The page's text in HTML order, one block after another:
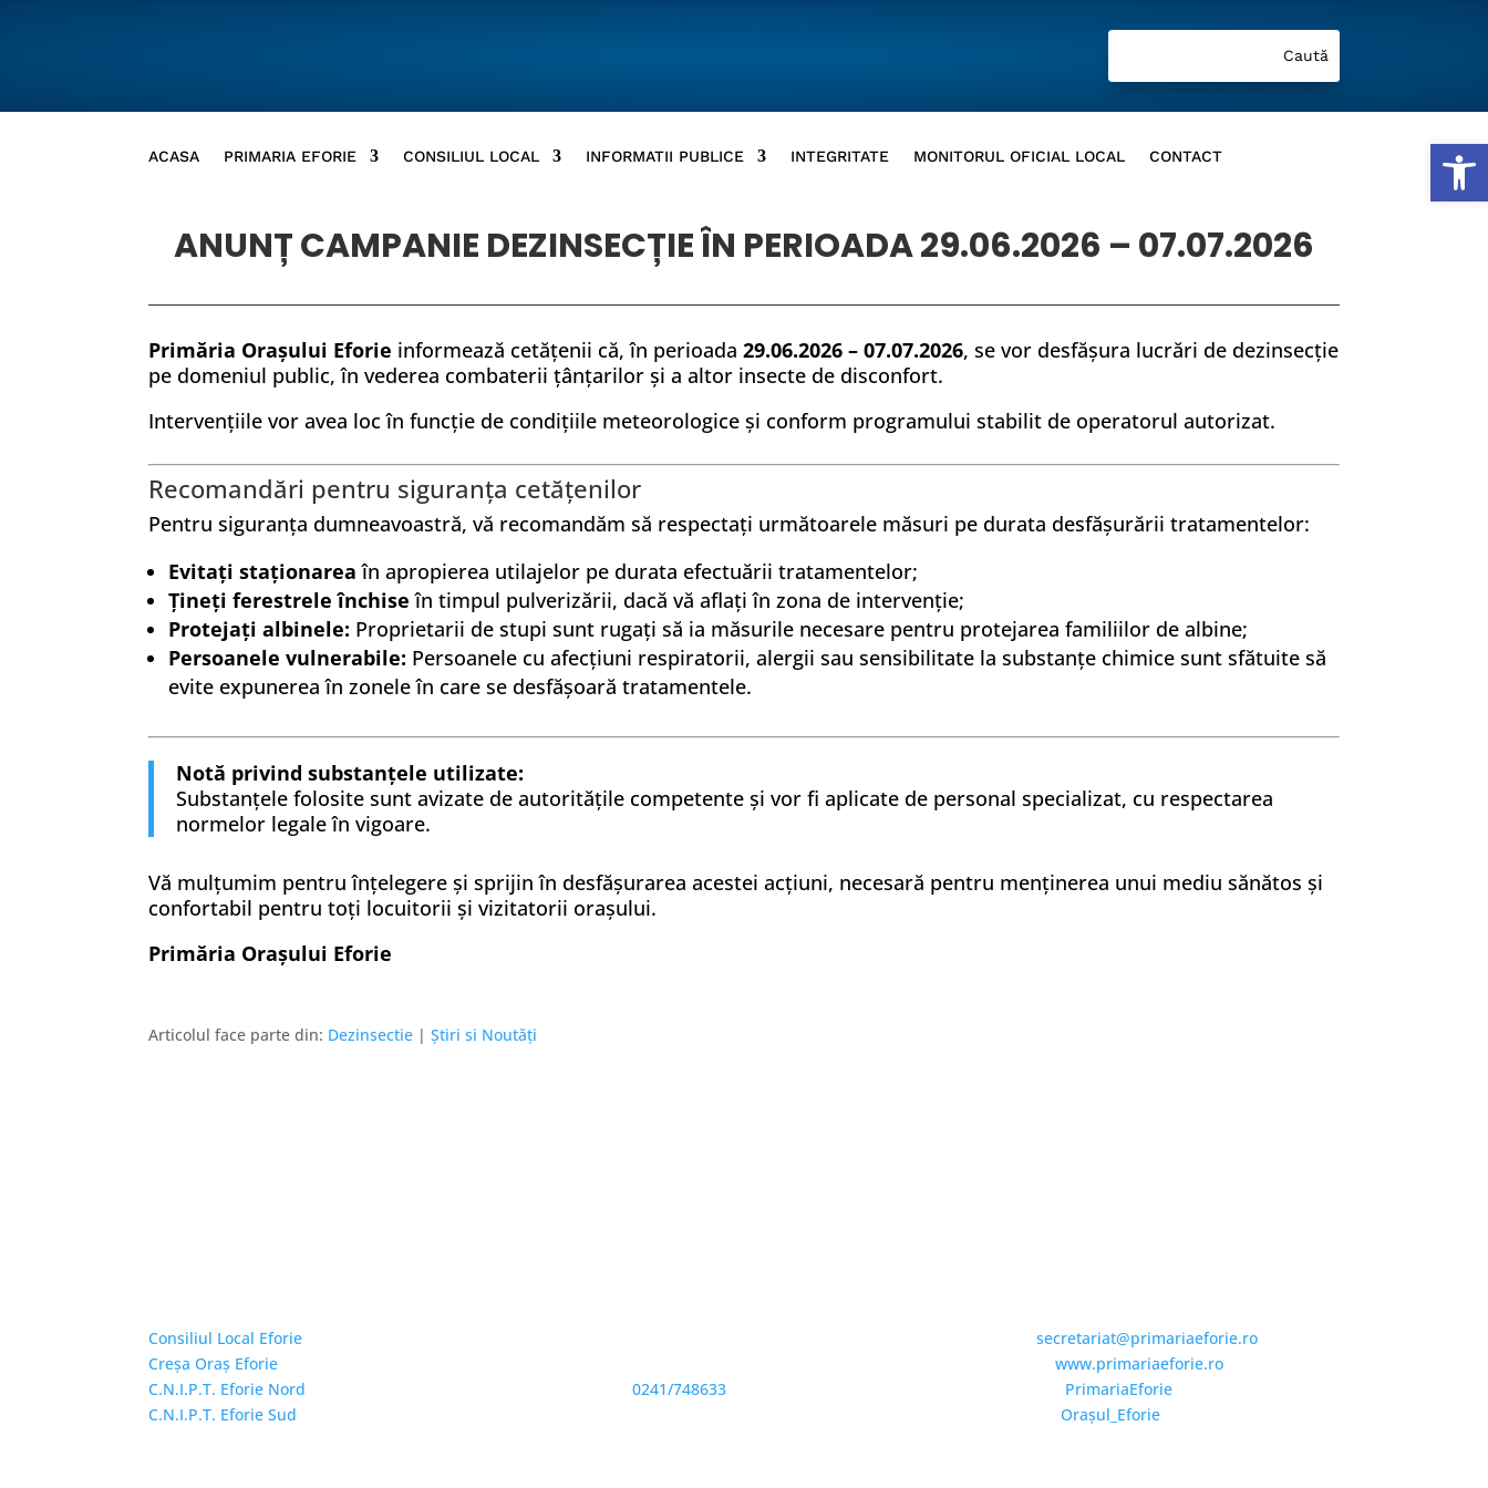
ACASA PRIMARIA EFORIE CONSILIUL LOCAL INFORMATII PUBLICE INTEGRITATE MONITORUL OFICIAL LOCAL CONTACT
ANUNȚ CAMPANIE DEZINSECȚIE ÎN PERIOADA 29.06.2026 – 07.07.2026
Primăria Orașului Eforie informează cetățenii că, în perioada29.06.2026 – 07.07.2026, se vor desfășura lucrări de dezinsecție
pe domeniul public, în vederea combaterii țânțarilor și a altor insecte de disconfort.
Intervențiile vor avea loc în funcție de condițiile meteorologice și conform programului stabilit de operatorul autorizat.
Recomandări pentru siguranța cetățenilor
Pentru siguranța dumneavoastră, vă recomandăm să respectați următoarele măsuri pe durata desfășurării tratamentelor:
Evitați staționarea în apropierea utilajelor pe durata efectuării tratamentelor;
Țineți ferestrele închise în timpul pulverizării, dacă vă aflați în zona de intervenție;
Protejați albinele: Proprietarii de stupi sunt rugați să ia măsurile necesare pentru protejarea familiilor de albine;
Persoanele vulnerabile: Persoanele cu afecțiuni respiratorii, alergii sau sensibilitate la substanțe chimice sunt sfătuite să
evite expunerea în zonele în care se desfășoară tratamentele.
Notă privind substanțele utilizate:
Substanțele folosite sunt avizate de autoritățile competente și vor fi aplicate de personal specializat, cu respectarea
normelor legale în vigoare.
Vă mulțumim pentru înțelegere și sprijin în desfășurarea acestei acțiuni, necesară pentru menținerea unui mediu sănătos și
confortabil pentru toți locuitorii și vizitatorii orașului.
Primăria Orașului Eforie
Articolul face parte din: Dezinsectie |Știri si Noutăți
Consiliul Local Eforie
Creșa Oraș Eforie
C.N.I.P.T. Eforie Nord
C.N.I.P.T. Eforie Sud
0241/748633
secretariat@primariaeforie.ro
www.primariaeforie.ro
PrimariaEforie
Oraşul_Eforie